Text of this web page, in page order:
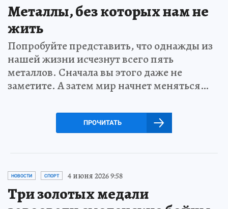
Металлы, без которых нам не
жить
Попробуйте представить, что однажды из
нашей жизни исчезнут всего пять
металлов. Сначала вы этого даже не
заметите. А затем мир начнет меняться…
ПРОЧИТАТЬ
НОВОСТИ СПОРТ 4 июня 2026 9:58
Три золотых медали